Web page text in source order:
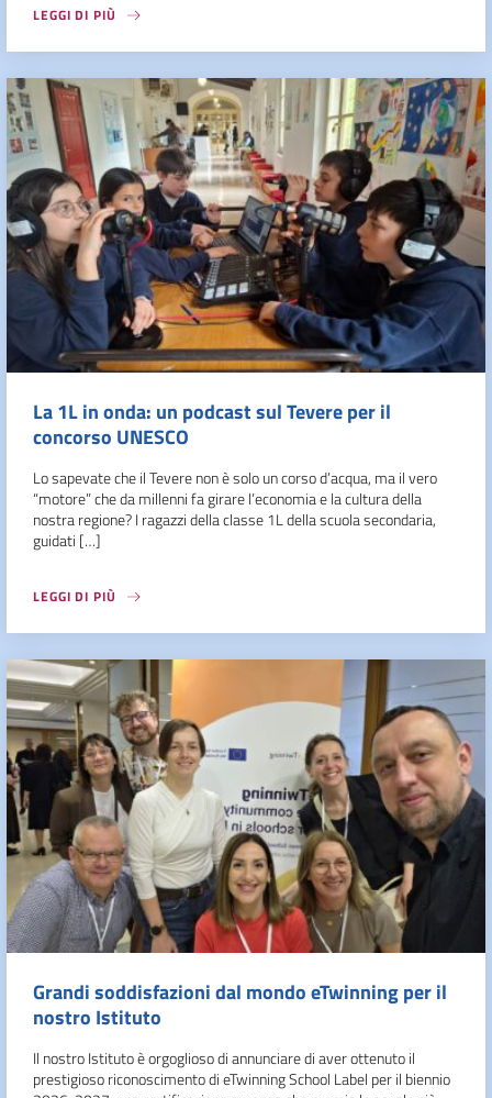
LEGGI DI PIÙ
La 1L in onda: un podcast sul Tevere per il
concorso UNESCO
Lo sapevate che il Tevere non è solo un corso d’acqua, ma il vero
“motore” che da millenni fa girare l’economia e la cultura della
nostra regione? I ragazzi della classe 1L della scuola secondaria,
guidati […]
LEGGI DI PIÙ
Grandi soddisfazioni dal mondo eTwinning per il
nostro Istituto
Il nostro Istituto è orgoglioso di annunciare di aver ottenuto il
prestigioso riconoscimento di eTwinning School Label per il biennio